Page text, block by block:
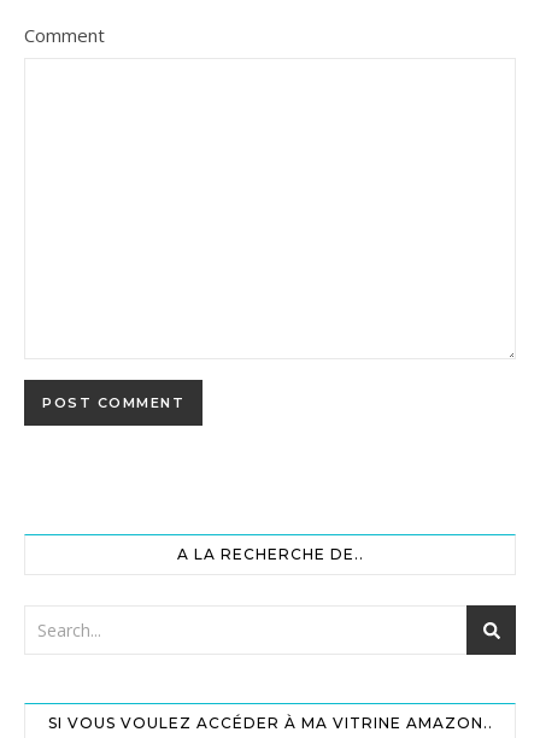
Comment
A LA RECHERCHE DE..
SI VOUS VOULEZ ACCÉDER À MA VITRINE AMAZON..